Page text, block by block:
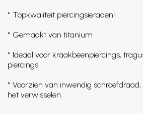
* Topkwaliteit piercingsieraden!
* Gemaakt van titanium
* Ideaal voor kraakbeenpiercings,
piercings
* Voorzien van inwendig
het verwisselen